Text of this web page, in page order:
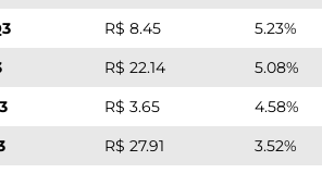
R$ 8.45
5.23%
R$ 22.14
5.08%
R$ 3.65
4.58%
R$ 27.91
3.52%